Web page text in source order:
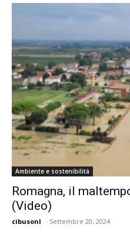
Ambiente e sostenibilità
Romagna, il
(Video)
cibusonl - Settembre 20, 2024